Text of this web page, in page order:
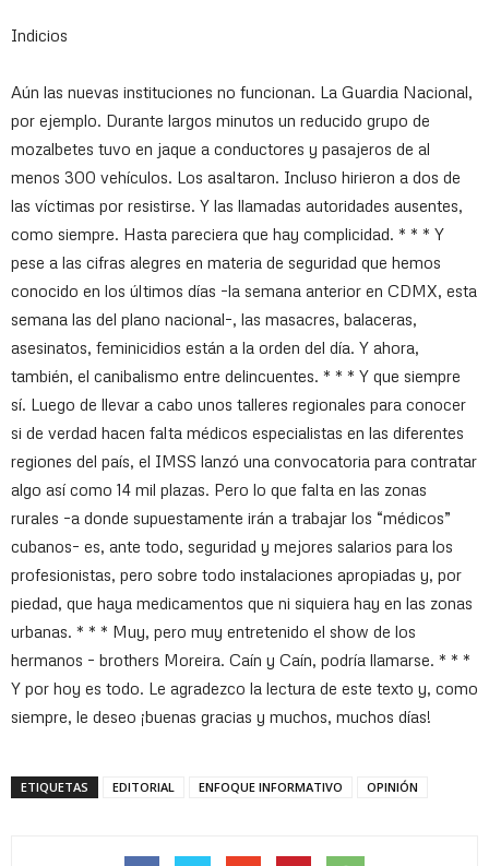
Indicios
Aún las nuevas instituciones no funcionan. La Guardia Nacional,
por ejemplo. Durante largos minutos un reducido grupo de
mozalbetes tuvo en jaque a conductores y pasajeros de al
menos 300 vehículos. Los asaltaron. Incluso hirieron a dos de
las víctimas por resistirse. Y las llamadas autoridades ausentes,
como siempre. Hasta pareciera que hay complicidad. * * * Y
pese a las cifras alegres en materia de seguridad que hemos
conocido en los últimos días –la semana anterior en CDMX, esta
semana las del plano nacional–, las masacres, balaceras,
asesinatos, feminicidios están a la orden del día. Y ahora,
también, el canibalismo entre delincuentes. * * * Y que siempre
sí. Luego de llevar a cabo unos talleres regionales para conocer
si de verdad hacen falta médicos especialistas en las diferentes
regiones del país, el IMSS lanzó una convocatoria para contratar
algo así como 14 mil plazas. Pero lo que falta en las zonas
rurales –a donde supuestamente irán a trabajar los “médicos”
cubanos– es, ante todo, seguridad y mejores salarios para los
profesionistas, pero sobre todo instalaciones apropiadas y, por
piedad, que haya medicamentos que ni siquiera hay en las zonas
urbanas. * * * Muy, pero muy entretenido el show de los
hermanos – brothers Moreira. Caín y Caín, podría llamarse. * * *
Y por hoy es todo. Le agradezco la lectura de este texto y, como
siempre, le deseo ¡buenas gracias y muchos, muchos días!
ETIQUETAS EDITORIAL ENFOQUE INFORMATIVO OPINIÓN